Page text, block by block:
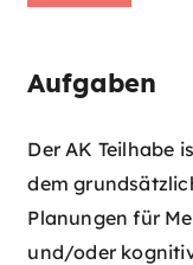
Aufgaben
Der AK Teilhabe
dem
Planungen für
und/oder